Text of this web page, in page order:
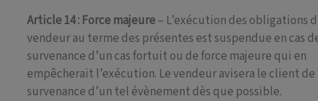
Article 14 : Force majeure– L’exécution des obligations
vendeur au terme des présentes est suspendue en cas
survenance d’un cas fortuit ou de force majeure qui en
empêcherait l’exécution. Le vendeur avisera le client de
survenance d’un tel évènement dès que possible.